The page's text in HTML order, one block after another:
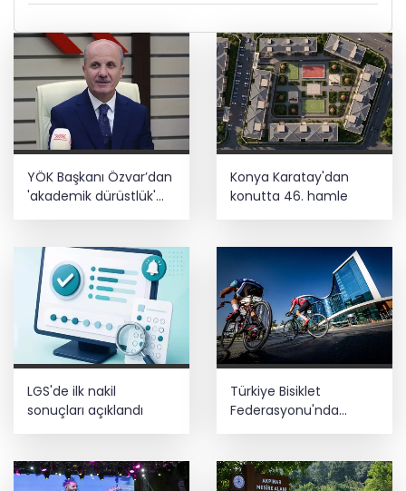
YÖK Başkanı Özvar’dan
'akademik dürüstlük'
mesajı
Konya Karatay'dan
konutta 46. hamle
LGS'de ilk nakil
sonuçları açıklandı
Türkiye Bisiklet
Federasyonu'nda
Ağustos takvimi